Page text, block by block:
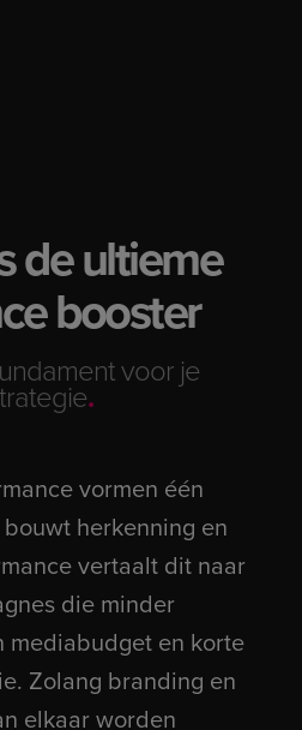
ALLE VACATURES
ADWISE
de ultieme
booster
voor je
.
vormen één
herkenning en
vertaalt dit naar
die minder
mediabudget en korte
Zolang branding en
elkaar worden